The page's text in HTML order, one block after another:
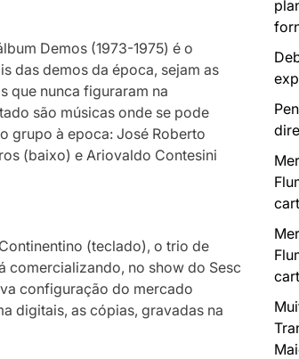
Demos (1973-1975) é o
das demos da época, sejam as
que nunca figuraram na
são músicas onde se pode
grupo à epoca: José Roberto
(baixo) e Ariovaldo Contesini
(teclado), o trio de
comercializando, no show do Sesc
configuração do mercado
digitais, as cópias, gravadas na